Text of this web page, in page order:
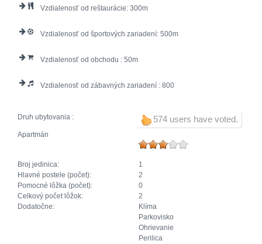
Vzdialenosť od reštaurácie: 300
Vzdialenosť od športových zariadení: 500
Vzdialenosť od obchodu : 50
Vzdialenosť od zábavných zariadení : 800
574 users have voted.
Druh ubytovania :
Apartmán
Broj jedinica:
1
Hlavné postele (počet):
2
Pomocné lôžka (počet):
0
Celkový počet lôžok:
2
Dodatočne:
Klíma
Parkovisko
Ohrievanie
Perilica